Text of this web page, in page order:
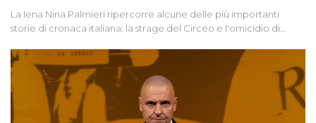
La Iena Nina Palmieri ripercorre alcune delle più importanti
storie di cronaca italiana: la strage del Circeo e l'omicidio di